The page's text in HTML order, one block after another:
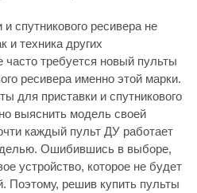
спутникового ресивера не
и техника других
требуется новый пульты
ресивера именно этой марки.
для приставки и спутникового
выяснить модель своей
каждый пульт ДУ работает
Ошибившись в выборе,
устройство, которое не будет
Поэтому, решив купить пульты